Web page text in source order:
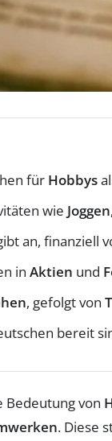
für Hobbys
wie Joggen
an, finanziell
in Aktien und
, gefolgt von
bereit
Bedeutung von
. Diese